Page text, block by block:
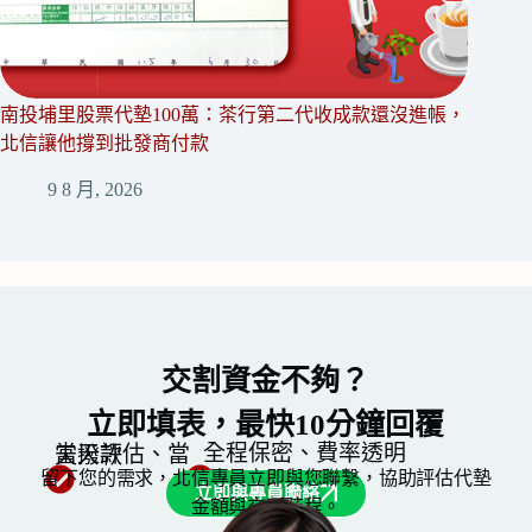
南投埔里股票代墊100萬：茶行第二代收成款還沒進帳，
北信讓他撐到批發商付款
9 8 月, 2026
交割資金不夠？
立即填表，最快10分鐘回覆
當天評估、當天撥款 全程保密、費率透明
立即與專員聯絡
留下您的需求，北信專員立即與您聯繫，協助評估代墊
金額與交割時程。